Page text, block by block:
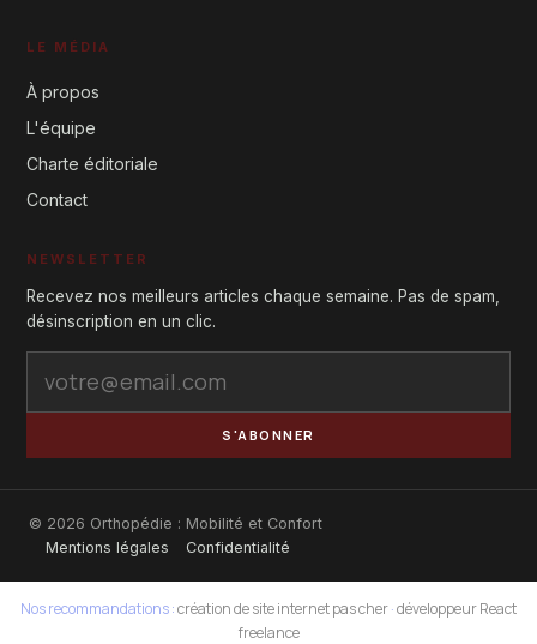
LE MÉDIA
À propos
L'équipe
Charte éditoriale
Contact
NEWSLETTER
Recevez nos meilleurs articles chaque semaine. Pas de spam,
désinscription en un clic.
S'ABONNER
© 2026 Orthopédie : Mobilité et Confort
Mentions légales
Confidentialité
Nos recommandations :création de site internet pas cher·développeur React
freelance